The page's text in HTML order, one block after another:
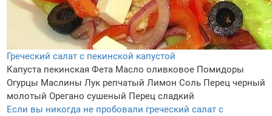
Греческий салат с пекинской капустой
Капуста пекинская Фета Масло оливковое Помидоры
Огурцы Маслины Лук репчатый Лимон Соль Перец черный
молотый Орегано сушеный Перец сладкий
Если вы никогда не пробовали греческий салат с